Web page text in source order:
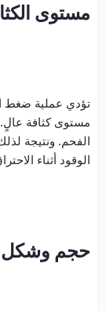
مستوى
تؤدي عملية ضغط
مستوى كثافة عالٍ.
الفحم. ونتيجة
الوقود أثناء
حجم وشكل